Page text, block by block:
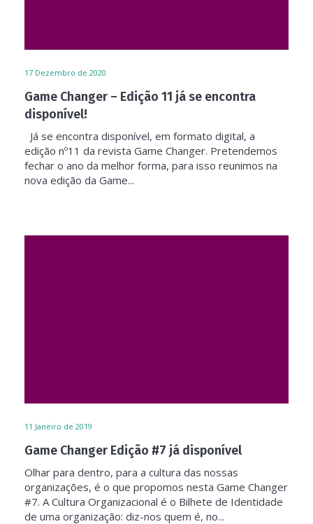
17 Dezembro de 2020
Game Changer – Edição 11 já se encontra
disponível!
Já se encontra disponível, em formato digital, a
edição nº11 da revista Game Changer. Pretendemos
fechar o ano da melhor forma, para isso reunimos na
nova edição da Game...
11 Janeiro de 2019
Game Changer Edição #7 já disponível
Olhar para dentro, para a cultura das nossas
organizações, é o que propomos nesta Game Changer
#7. A Cultura Organizacional é o Bilhete de Identidade
de uma organização: diz-nos quem é, no...